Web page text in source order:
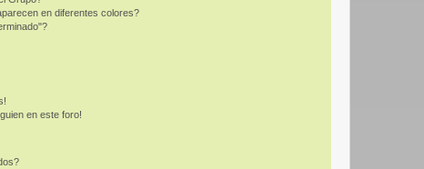
en diferentes colores?
en este foro!